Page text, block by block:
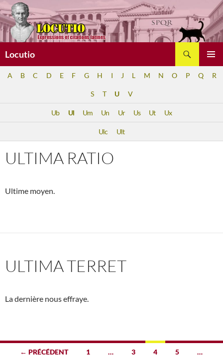
Aller
au
contenu
Locutio
A B C D E F G H I J L M N O P Q R
S T U V
Ub Ul Um Un Ur Us Ut Ux
Ulc Ult
ULTIMA RATIO
Ultime moyen.
ULTIMA TERRET
La dernière nous effraye.
Navigation
← PRÉCÉDENT 1 … 3 4 5 …